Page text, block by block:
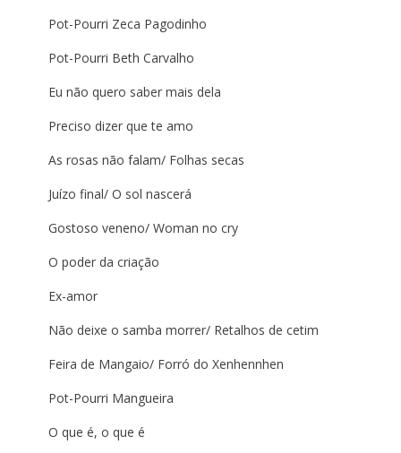
Pot-Pourri Zeca Pagodinho
Pot-Pourri Beth Carvalho
Eu não quero saber mais dela
Preciso dizer que te amo
As rosas não falam/ Folhas secas
Juízo final/ O sol nascerá
Gostoso veneno/ Woman no cry
O poder da criação
Ex-amor
Não deixe o samba morrer/ Retalhos de cetim
Feira de Mangaio/ Forró do Xenhennhen
Pot-Pourri Mangueira
O que é, o que é